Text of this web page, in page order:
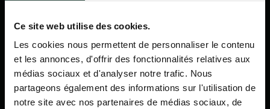
Ce site web utilise des cookies.
Les cookies nous permettent de personnaliser le contenu
et les annonces, d'offrir des fonctionnalités relatives aux
médias sociaux et d'analyser notre trafic. Nous
partageons également des informations sur l'utilisation de
notre site avec nos partenaires de médias sociaux, de